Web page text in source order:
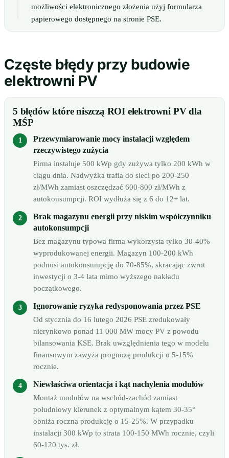
możliwości elektronicznego złożenia użyj formularza
papierowego dostępnego na stronie PSE.
Częste błędy przy budowie
elektrowni PV
5 błędów które niszczą ROI elektrowni PV dla
MŚP
Przewymiarowanie mocy instalacji względem
rzeczywistego zużycia
Firma instaluje 500 kWp gdy zużywa tylko 200 kWh w
ciągu dnia. Nadwyżka trafia do sieci po 200-250
zł/MWh zamiast oszczędzać 600-800 zł/MWh z
autokonsumpcji. ROI wydłuża się z 6 do 12+ lat.
Brak magazynu energii przy niskim współczynniku
autokonsumpcji
Bez magazynu typowa firma wykorzysta tylko 30-40%
wyprodukowanej energii. Magazyn 100-200 kWh
podnosi autokonsumpcję do 70-85%, skracając zwrot
inwestycji o 3-4 lata mimo wyższego nakładu
początkowego.
Ignorowanie ryzyka redysponowania przez PSE
Od stycznia do 16 lutego 2026 PSE zredukowały
nierynkowo ponad 11 000 MW mocy PV z powodu
bilansowania KSE. Brak uwzględnienia tego w modelu
finansowym zawyża prognozę produkcji o 5-15%
rocznie.
Niewłaściwa orientacja i kąt nachylenia modułów
Montaż modułów na wschód-zachód zamiast
południowy kierunek z optymalnym kątem 30-35°
obniża roczną produkcję o 15-25%. W przypadku
instalacji 300 kWp to strata 100-150 MWh rocznie, czyli
60-120 tys. zł.